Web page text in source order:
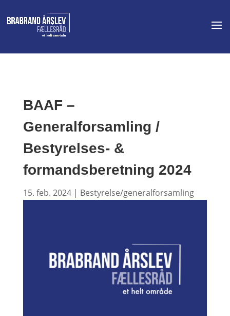
BAAF –
Generalforsamling /
Bestyrelses- &
formandsberetning 2024
15. feb. 2024| Bestyrelse/generalforsamling